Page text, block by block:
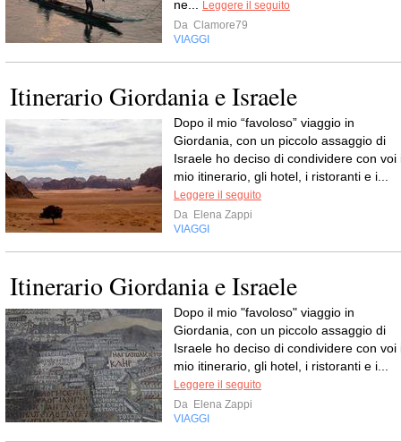
ne... Leggere il seguito
Da Clamore79
VIAGGI
Itinerario Giordania e Israele
Dopo il mio “favoloso” viaggio in
Giordania, con un piccolo assaggio di
Israele ho deciso di condividere con voi
mio itinerario, gli hotel, i ristoranti e i...
Leggere il seguito
Da Elena Zappi
VIAGGI
Itinerario Giordania e Israele
Dopo il mio "favoloso" viaggio in
Giordania, con un piccolo assaggio di
Israele ho deciso di condividere con voi
mio itinerario, gli hotel, i ristoranti e i...
Leggere il seguito
Da Elena Zappi
VIAGGI